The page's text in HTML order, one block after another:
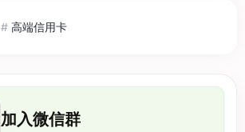
# 高端信用卡
加入微信群